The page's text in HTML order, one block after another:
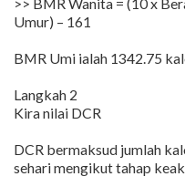
>> BMR Wanita = (10 x
Umur) – 161
BMR Umi ialah 1342.75
Langkah 2
Kira nilai DCR
DCR bermaksud jumlah
sehari mengikut tahap